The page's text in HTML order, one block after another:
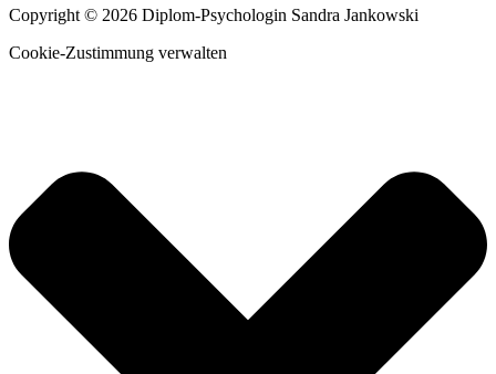
Copyright © 2026 Diplom-Psychologin Sandra Jankowski
Cookie-Zustimmung verwalten